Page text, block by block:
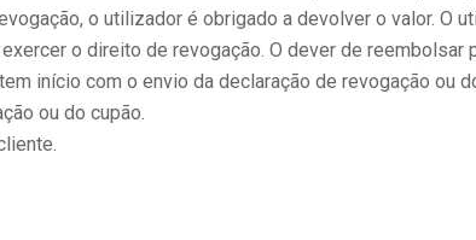
o utilizador é obrigado a devolver o valor. O
o direito de revogação. O dever de reembolsar
início com o envio da declaração de revogação ou
ou do cupão.